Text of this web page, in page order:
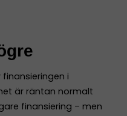
i
är räntan normalt
finansiering – men